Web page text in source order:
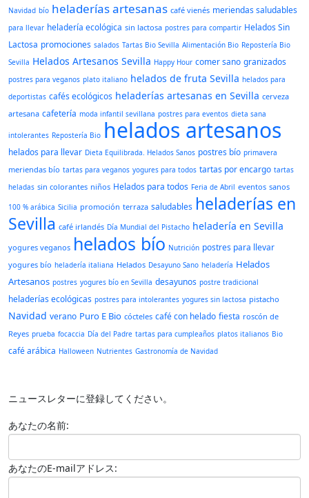
Navidad bío heladerías artesanas café vienés meriendas saludables
para llevar heladería ecológica sin lactosa postres para compartir Helados Sin
Lactosa promociones salados Tartas Bio Sevilla Alimentación Bio Repostería Bio
Sevilla Helados Artesanos Sevilla Happy Hour comer sano granizados
postres para veganos plato italiano helados de fruta Sevilla helados para
deportistas cafés ecológicos heladerías artesanas en Sevilla cerveza
artesana cafetería moda infantil sevillana postres para eventos dieta sana
intolerantes Repostería Bio helados artesanos
helados para llevar Dieta Equilibrada. Helados Sanos postres bío primavera
meriendas bío tartas para veganos yogures para todos tartas por encargo tartas
heladas sin colorantes niños Helados para todos Feria de Abril eventos sanos
100 % arábica Sicilia promoción terraza saludables heladerías en
Sevilla café irlandés Día Mundial del Pistacho heladería en Sevilla
yogures veganos helados bío Nutrición postres para llevar
yogures bío heladería italiana Helados Desayuno Sano heladería Helados
Artesanos postres yogures bío en Sevilla desayunos postre tradicional
heladerías ecológicas postres para intolerantes yogures sin lactosa pistacho
Navidad verano Puro E Bio cócteles café con helado fiesta roscón de
Reyes prueba focaccia Día del Padre tartas para cumpleaños platos italianos Bio
café arábica Halloween Nutrientes Gastronomía de Navidad
ニュースレターに登録してください。
あなたの名前:
あなたのE-mailアドレス: